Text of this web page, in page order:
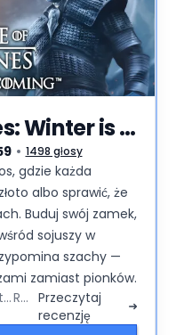
Game of Thrones: Winter is Coming
1498 głosy
gdzie każda
albo sprawić, że
Buduj swój zamek,
sojuszy w
szachy —
zamiast pionków.
Fantasy RPG
Przeczytaj
recenzję